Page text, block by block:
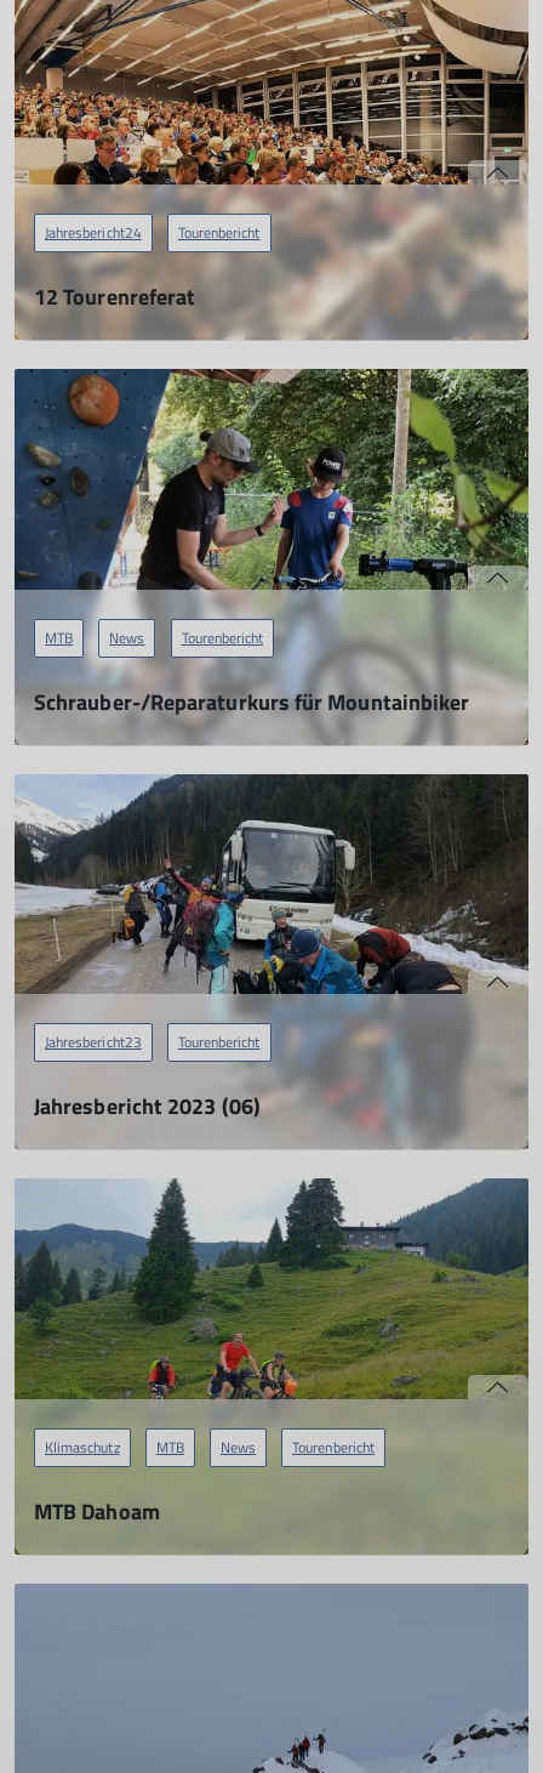
Jahresbericht24 Tourenbericht
12 Tourenreferat
Jahresbericht 2024
mehr erfahren
MTB News Tourenbericht
Schrauber-/Reparaturkurs für Mountainbiker
12.07.2024
mehr erfahren
Jahresbericht23 Tourenbericht
Jahresbericht 2023 (06)
Tourenreferat
mehr erfahren
Klimaschutz MTB News Tourenbericht
MTB Dahoam
02.07.2023
Von Rosenheim nach Berchtesgaden